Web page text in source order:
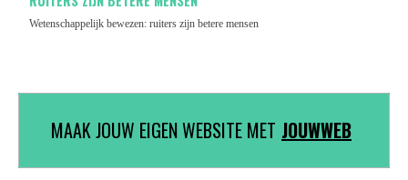
Wetenschappelijk bewezen: ruiters zijn betere mensen
MAAK JOUW EIGEN WEBSITE MET JOUWWEB